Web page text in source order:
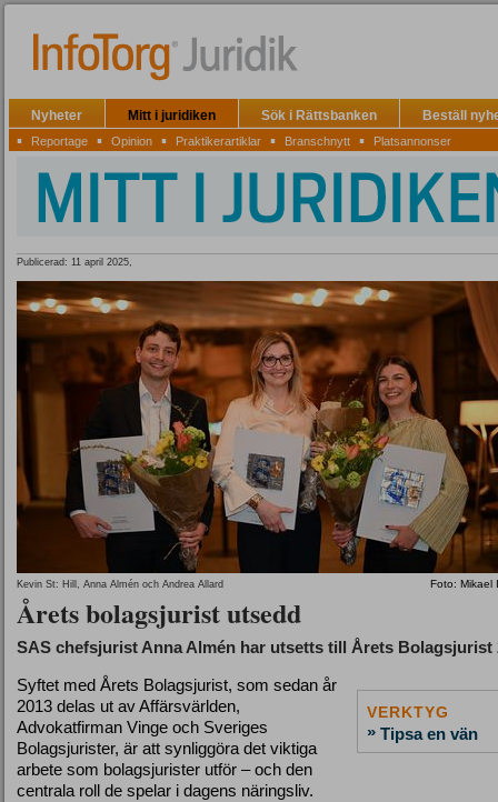
Nyheter Mitt i juridiken Sök i Rättsbanken Beställ
▪ Reportage ▪ Opinion ▪ Praktikerartiklar ▪ Branschnytt ▪ Platsannonser
Publicerad: 11 april 2025,
Kevin St: Hill, Anna Almén och Andrea Allard Foto: Mikael
Årets bolagsjurist utsedd
SAS chefsjurist Anna Almén har utsetts till Årets Bolagsjurist
VERKTYG
» Tipsa en vän
Syftet med Årets Bolagsjurist, som sedan år
2013 delas ut av Affärsvärlden,
Advokatfirman Vinge och Sveriges
Bolagsjurister, är att synliggöra det viktiga
arbete som bolagsjurister utför – och den
centrala roll de spelar i dagens näringsliv.